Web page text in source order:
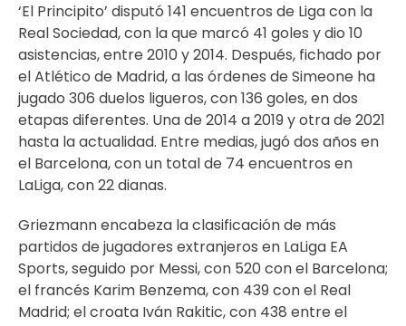
‘El Principito’ disputó 141 encuentros de Liga con la
Real Sociedad, con la que marcó 41 goles y dio 10
asistencias, entre 2010 y 2014. Después, fichado por
el Atlético de Madrid, a las órdenes de Simeone ha
jugado 306 duelos ligueros, con 136 goles, en dos
etapas diferentes. Una de 2014 a 2019 y otra de 2021
hasta la actualidad. Entre medias, jugó dos años en
el Barcelona, con un total de 74 encuentros en
LaLiga, con 22 dianas.
Griezmann encabeza la clasificación de más
partidos de jugadores extranjeros en LaLiga EA
Sports, seguido por Messi, con 520 con el Barcelona;
el francés Karim Benzema, con 439 con el Real
Madrid; el croata Iván Rakitic, con 438 entre el